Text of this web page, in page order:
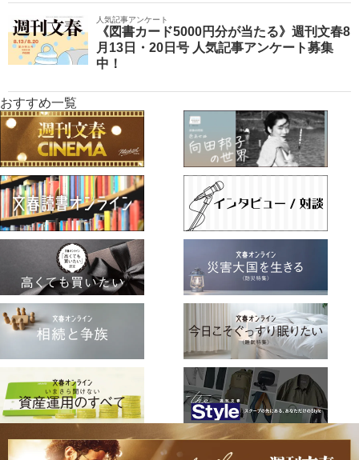
人気記事アンケート
《図書カード5000円分が当たる》週刊文春8
月13日・20日号 人気記事アンケート募集
中！
おすすめ一覧